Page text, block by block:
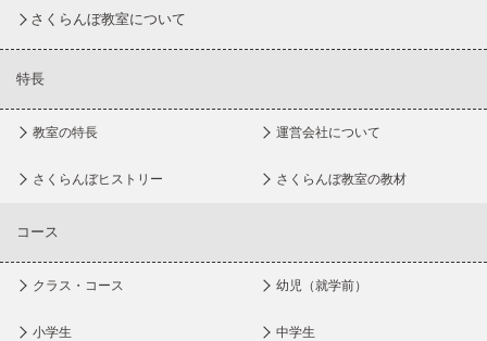
さくらんぼ教室について
特長
教室の特長 運営会社について
さくらんぼヒストリー さくらんぼ教室の教材
コース
クラス・コース 幼児（就学前）
小学生 中学生